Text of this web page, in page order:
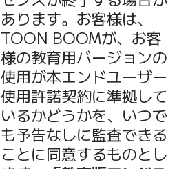
あります。お客様は、
TOON BOOMが、お客
様の教育用バージョンの
使用が本エンドユーザー
使用許諾契約に準拠して
いるかどうかを、いつで
も予告なしに監査できる
ことに同意するものとし